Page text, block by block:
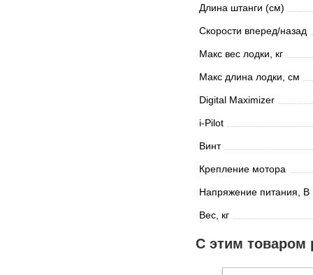
Длина штанги (см)
Скорости вперед/назад
Макс вес лодки, кг
Макс длина лодки, см
Digital Maximizer
i-Pilot
Винт
Крепление мотора
Напряжение питания, В
Вес, кг
С этим товаром